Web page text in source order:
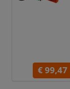
€ 99,47